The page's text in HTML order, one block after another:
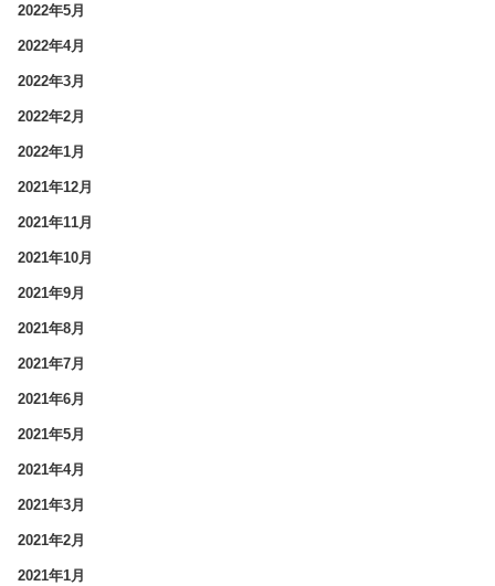
2022年5月
2022年4月
2022年3月
2022年2月
2022年1月
2021年12月
2021年11月
2021年10月
2021年9月
2021年8月
2021年7月
2021年6月
2021年5月
2021年4月
2021年3月
2021年2月
2021年1月